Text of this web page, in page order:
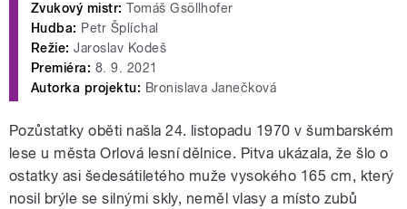
Zvukový mistr: Tomáš Gsöllhofer
Hudba: Petr Šplíchal
Režie: Jaroslav Kodeš
Premiéra: 8. 9. 2021
Autorka projektu: Bronislava Janečková
Pozůstatky oběti našla 24. listopadu 1970 v šumbarském
lese u města Orlová lesní dělnice. Pitva ukázala, že šlo o
ostatky asi šedesátiletého muže vysokého 165 cm, který
nosil brýle se silnými skly, neměl vlasy a místo zubů